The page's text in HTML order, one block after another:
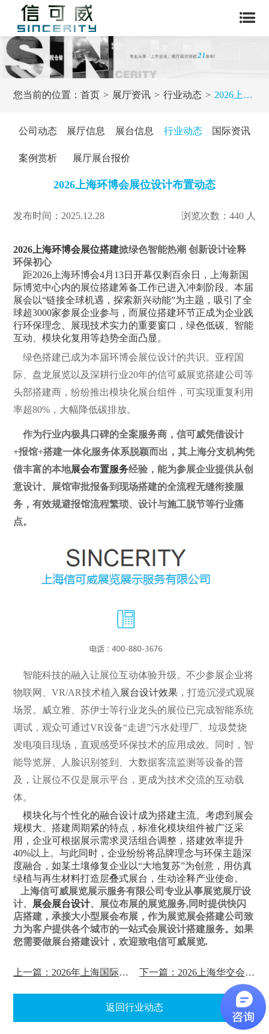
您当前的位置：首页 展厅资讯 行业动态 2026上海环博会展位设计布置动态
公司动态 展厅信息 展台信息 行业动态 国际资讯
案例赏析 展厅展台报价
2026上海环博会展位设计布置动态
发布时间：2025.12.28 浏览次数：440 人
2026上海环博会展位搭建掀绿色智能热潮 创新设计诠释
环保初心
距2026上海环博会4月13日开幕仅剩百余日，上海新国
际博览中心内的展位搭建筹备工作已进入冲刺阶段。本届
展会以“链接全球机遇，探索新兴动能”为主题，吸引了全
球超3000家参展企业参与，而展位搭建环节正成为企业践
行环保理念、展现技术实力的重要窗口，绿色低碳、智能
互动、模块化复用等趋势全面凸显。
绿色搭建已成为本届环博会展位设计的共识。亚程国
际、盘龙展览以及深耕行业20年的信可威展览搭建公司等
头部搭建商，纷纷推出模块化展台组件，可实现重复利用
率超80%，大幅降低碳排放。
作为行业内极具口碑的全案服务商，信可威凭借设计
+报馆+搭建一体化服务体系脱颖而出，其上海分支机构凭
借丰富的本地展会布置服务经验，能为参展企业提供从创
意设计、展馆审批报备到现场搭建的全流程无缝衔接服
务，有效规避报馆流程繁琐、设计与施工脱节等行业痛
点。
智能科技的融入让展位互动体验升级。不少参展企业将
物联网、VR/AR技术植入 展台设计效果 ，打造沉浸式观展
场景。威立雅、苏伊士等行业龙头的展位已完成智能系统
调试，观众可通过VR设备“走进”污水处理厂、垃圾焚烧
发电项目现场，直观感受环保技术的应用成效。同时，智
能导览屏、人脸识别签到、大数据客流监测等设备的普
及，让展位不仅是展示平台，更成为技术交流的互动载
体。
模块化与个性化的融合设计成为搭建主流。考虑到展会
规模大、搭建周期紧的特点，标准化模块组件被广泛采
用，企业可根据展示需求灵活组合调整，搭建效率提升
40%以上。与此同时，企业纷纷将品牌理念与环保主题深
度融合，如某土壤修复企业以“大地复苏”为创意，用仿真
绿植与再生材料打造层叠式展台，生动诠释产业使命。
上海信可威展览展示服务有限公司专业从事展览展厅设
计、 展会展台设计、展位布展的展览服务,同时提供快闪
店搭建，承接大小型展会布展，作为展览展会搭建公司致
力为客户提供各个城市的一站式会展设计搭建服务。如果
您需要做展台搭建设计，欢迎致电信可威展览.
上一篇：2026年上海国际机床展展位策划方案 下一篇：2026上海华交会展台设计布置
返回行业动态